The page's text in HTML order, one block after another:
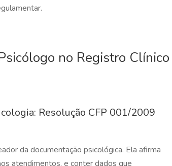
no Registro Clínico
Resolução CFP 001/2009
da documentação psicológica. Ela afirma
atendimentos, e conter dados que